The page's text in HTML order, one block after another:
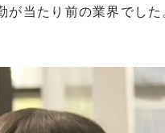
が当たり前の業界でした